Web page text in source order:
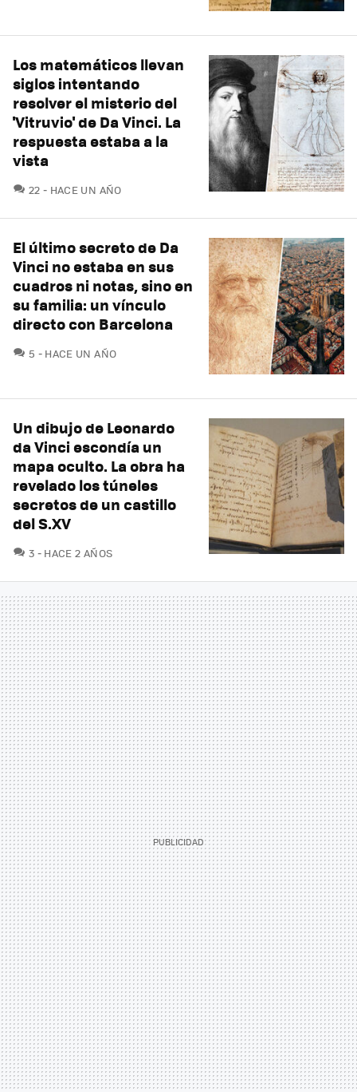
Los matemáticos llevan
siglos intentando
resolver el misterio del
'Vitruvio' de Da Vinci. La
respuesta estaba a la
vista
22 COMENTARIOS
HACE UN AÑO
El último secreto de Da
Vinci no estaba en sus
cuadros ni notas, sino en
su familia: un vínculo
directo con Barcelona
5 COMENTARIOS
HACE UN AÑO
Un dibujo de Leonardo
da Vinci escondía un
mapa oculto. La obra ha
revelado los túneles
secretos de un castillo
del S.XV
3 COMENTARIOS
HACE 2 AÑOS